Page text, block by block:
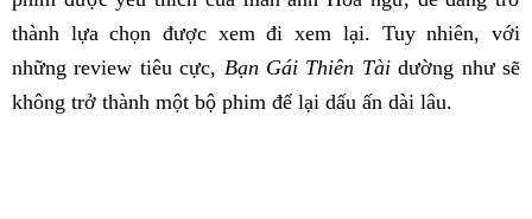
thành lựa chọn được xem đi xem lại. Tuy nhiên, với
những review tiêu cực, Bạn Gái Thiên Tàidường như sẽ
không trở thành một bộ phim để lại dấu ấn dài lâu.